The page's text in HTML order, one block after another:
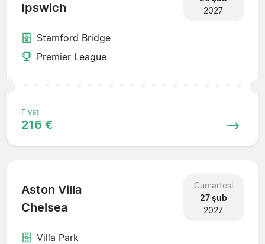
Ipswich
2027
Stamford Bridge
Premier League
Fiyat
216 €
Aston Villa
Chelsea
Cumartesi
27 şub
2027
Villa Park